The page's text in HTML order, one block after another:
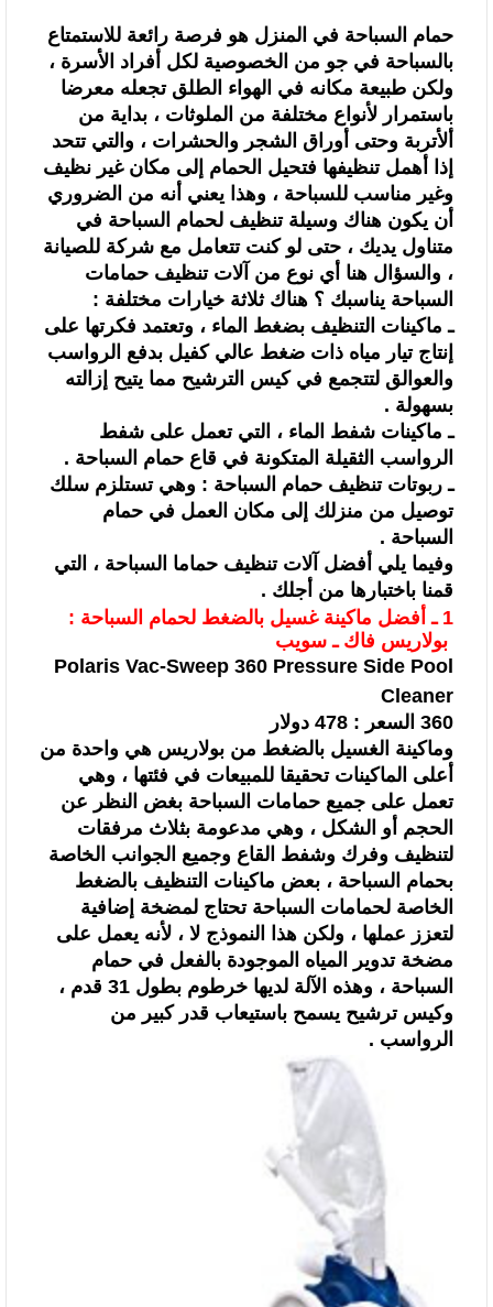
حمام السباحة في المنزل هو فرصة رائعة للاستمتاع
بالسباحة في جو من الخصوصية لكل أفراد الأسرة ،
ولكن طبيعة مكانه في الهواء الطلق تجعله معرضا
باستمرار لأنواع مختلفة من الملوثات ، بداية من
ألأتربة وحتى أوراق الشجر والحشرات ، والتي تتحد
إذا أهمل تنظيفها فتحيل الحمام إلى مكان غير نظيف
وغير مناسب للسباحة ، وهذا يعني أنه من الضروري
أن يكون هناك وسيلة تنظيف لحمام السباحة في
متناول يديك ، حتى لو كنت تتعامل مع شركة للصيانة
، والسؤال هنا أي نوع من آلات تنظيف حمامات
السباحة يناسبك ؟ هناك ثلاثة خيارات مختلفة :
ـ ماكينات التنظيف بضغط الماء ، وتعتمد فكرتها على
إنتاج تيار مياه ذات ضغط عالي كفيل بدفع الرواسب
والعوالق لتتجمع في كيس الترشيح مما يتيح إزالته
بسهولة .
ـ ماكينات شفط الماء ، التي تعمل على شفط
الرواسب الثقيلة المتكونة في قاع حمام السباحة .
ـ ربوتات تنظيف حمام السباحة : وهي تستلزم سلك
توصيل من منزلك إلى مكان العمل في حمام
السباحة .
وفيما يلي أفضل آلات تنظيف حماما السباحة ، التي
قمنا باختبارها من أجلك .
1 ـ أفضل ماكينة غسيل بالضغط لحمام السباحة :
بولاريس فاك ـ سويب
Polaris Vac-Sweep 360 Pressure Side Pool
Cleaner
360 السعر : 478 دولار
وماكينة الغسيل بالضغط من بولاريس هي واحدة من
أعلى الماكينات تحقيقا للمبيعات في فئتها ، وهي
تعمل على جميع حمامات السباحة بغض النظر عن
الحجم أو الشكل ، وهي مدعومة بثلاث مرفقات
لتنظيف وفرك وشفط القاع وجميع الجوانب الخاصة
بحمام السباحة ، بعض ماكينات التنظيف بالضغط
الخاصة لحمامات السباحة تحتاج لمضخة إضافية
لتعزز عملها ، ولكن هذا النموذج لا ، لأنه يعمل على
مضخة تدوير المياه الموجودة بالفعل في حمام
السباحة ، وهذه الآلة لديها خرطوم بطول 31 قدم ،
وكيس ترشيح يسمح باستيعاب قدر كبير من
الرواسب .